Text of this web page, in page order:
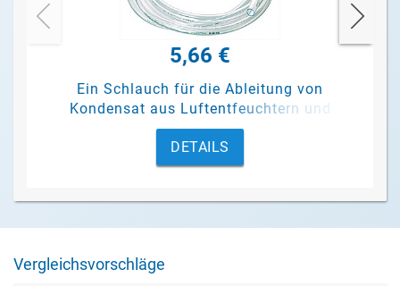
5,66 €
Ein Schlauch für die Ableitung von
Kondensat aus Luftentfeuchtern und
Pumpen.
DETAILS
Vergleichsvorschläge